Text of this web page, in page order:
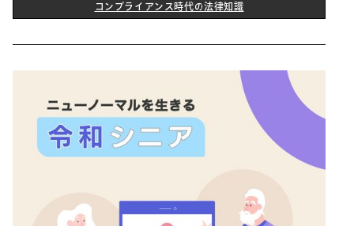
コンプライアンス時代の法律知識
THIS IS SOME TEXT INSIDE OF A DIV BLOCK.